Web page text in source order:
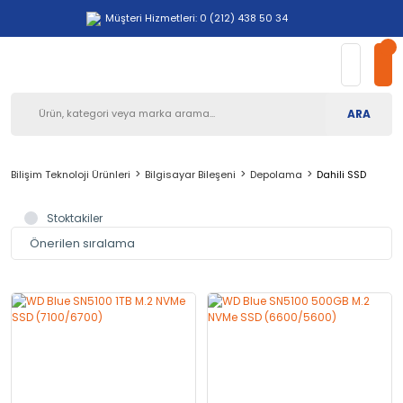
Müşteri Hizmetleri: 0 (212) 438 50 34
ARA
Bilişim Teknoloji Ürünleri Bilgisayar Bileşeni Depolama Dahili SSD
Stoktakiler